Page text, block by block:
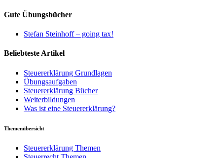
Gute Übungsbücher
Stefan Steinhoff – going tax!
Beliebteste Artikel
Steuererklärung Grundlagen
Übungsaufgaben
Steuererklärung Bücher
Weiterbildungen
Was ist eine Steuererklärung?
Themenübersicht
Steuererklärung Themen